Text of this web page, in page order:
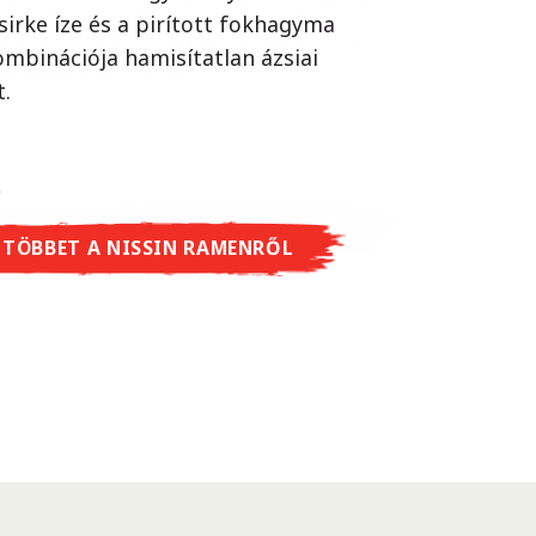
japán street food. Próbáld ki Te is
ázsiai piacon járnál, ahol a wok
minden sarkon.
A CUP NOODLES SOBA-RÓL
íze és a pirított fokhagyma
hamisítatlan ázsiai
A NISSIN RAMENRŐL